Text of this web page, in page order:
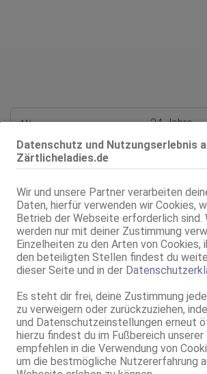
Datenschutz und Nutzungserlebnis
Zärtlicheladies.de
Wir und unsere Partner verarbeiten
Daten, hierfür verwenden wir Cookies,
Betrieb der Webseite erforderlich sind.
werden nur mit deiner Zustimmung
Einzelheiten zu den Arten von Cookies,
den beteiligten Stellen findest du
dieser Seite und in der
Es steht dir frei, deine Zustimmung
zu verweigern oder zurückzuziehen,
und Datenschutzeinstellungen erneut
hierzu findest du im Fußbereich
empfehlen in die Verwendung von
um die bestmögliche Nutzererfahrung
Alter: 24 Jahre
Geschlecht: weiblich
Körpergröße:
Oberweite: 70 B, fest,
Typ:
KF: 34
Schuhgröße: 38
Intimbereich: total rasiert
Haare: schwarz,
Augen: braun
Sprachen:
Deutsch
Bulgarisch
Verkehr:
GV
Franz.
Franz. bei